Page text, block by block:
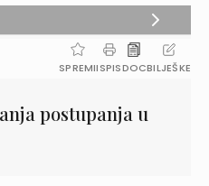
SPREMIISPISDOCBILJEŠKE
postupanja u